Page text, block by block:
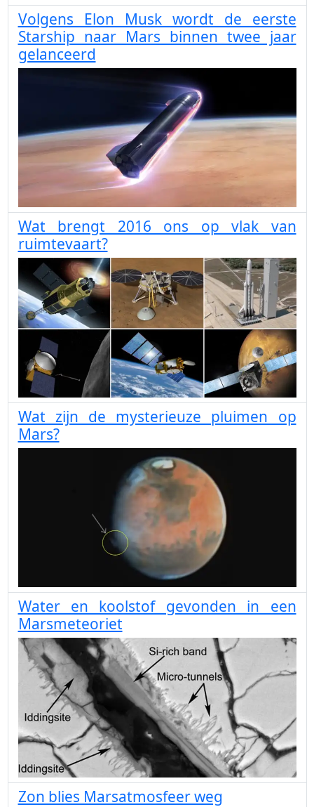
Volgens Elon Musk wordt de eerste
Starship naar Mars binnen twee jaar
gelanceerd
Wat brengt 2016 ons op vlak van
ruimtevaart?
Wat zijn de mysterieuze pluimen op
Mars?
Water en koolstof gevonden in een
Marsmeteoriet
Zon blies Marsatmosfeer weg